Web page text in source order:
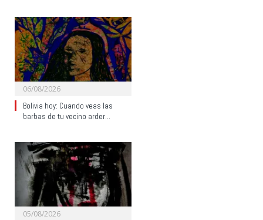
06/08/2026
Bolivia hoy: Cuando veas las
barbas de tu vecino arder…
05/08/2026